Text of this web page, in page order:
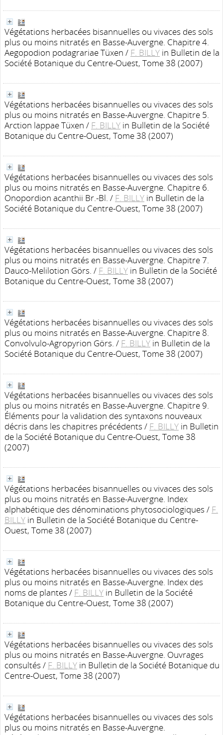
Végétations herbacées bisannuelles ou vivaces des sols
plus ou moins nitratés en Basse-Auvergne. Chapitre 4.
Aegopodion podagrariae Tüxen / F. BILLY in Bulletin de la
Société Botanique du Centre-Ouest, Tome 38 (2007)
Végétations herbacées bisannuelles ou vivaces des sols
plus ou moins nitratés en Basse-Auvergne. Chapitre 5.
Arction lappae Tüxen / F. BILLY in Bulletin de la Société
Botanique du Centre-Ouest, Tome 38 (2007)
Végétations herbacées bisannuelles ou vivaces des sols
plus ou moins nitratés en Basse-Auvergne. Chapitre 6.
Onopordion acanthii Br.-Bl. / F. BILLY in Bulletin de la
Société Botanique du Centre-Ouest, Tome 38 (2007)
Végétations herbacées bisannuelles ou vivaces des sols
plus ou moins nitratés en Basse-Auvergne. Chapitre 7.
Dauco-Melilotion Görs. / F. BILLY in Bulletin de la Société
Botanique du Centre-Ouest, Tome 38 (2007)
Végétations herbacées bisannuelles ou vivaces des sols
plus ou moins nitratés en Basse-Auvergne. Chapitre 8.
Convolvulo-Agropyrion Görs. / F. BILLY in Bulletin de la
Société Botanique du Centre-Ouest, Tome 38 (2007)
Végétations herbacées bisannuelles ou vivaces des sols
plus ou moins nitratés en Basse-Auvergne. Chapitre 9.
Éléments pour la validation des syntaxons nouveaux
décris dans les chapitres précédents / F. BILLY in Bulletin
de la Société Botanique du Centre-Ouest, Tome 38
(2007)
Végétations herbacées bisannuelles ou vivaces des sols
plus ou moins nitratés en Basse-Auvergne. Index
alphabétique des dénominations phytosociologiques / F.
BILLY in Bulletin de la Société Botanique du Centre-
Ouest, Tome 38 (2007)
Végétations herbacées bisannuelles ou vivaces des sols
plus ou moins nitratés en Basse-Auvergne. Index des
noms de plantes / F. BILLY in Bulletin de la Société
Botanique du Centre-Ouest, Tome 38 (2007)
Végétations herbacées bisannuelles ou vivaces des sols
plus ou moins nitratés en Basse-Auvergne. Ouvrages
consultés / F. BILLY in Bulletin de la Société Botanique du
Centre-Ouest, Tome 38 (2007)
Végétations herbacées bisannuelles ou vivaces des sols
plus ou moins nitratés en Basse-Auvergne.